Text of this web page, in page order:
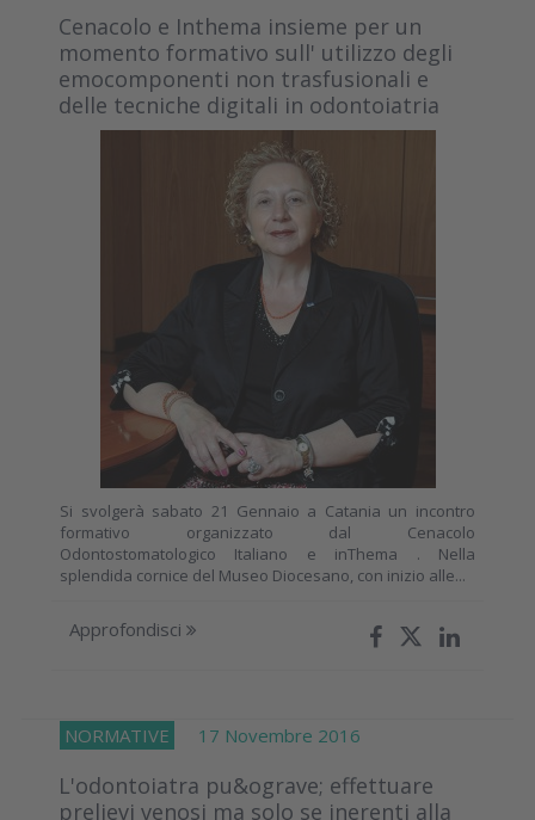
Cenacolo e Inthema insieme per un
momento formativo sull' utilizzo degli
emocomponenti non trasfusionali e
delle tecniche digitali in odontoiatria
Si svolgerà sabato 21 Gennaio a Catania un incontro
formativo organizzato dal Cenacolo
Odontostomatologico Italiano e inThema . Nella
splendida cornice del Museo Diocesano, con inizio alle...
Approfondisci
NORMATIVE 17 Novembre 2016
L'odontoiatra pu&ograve; effettuare
prelievi venosi ma solo se inerenti alla